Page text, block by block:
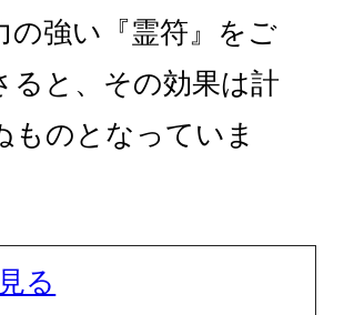
の強い『霊符』をご
ると、その効果は計
ものとなっていま
る